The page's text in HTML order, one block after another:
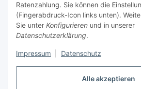
Alle akzeptieren
Ratenzahlung. Sie können die
(Fingerabdruck-Icon links unten).
Sie unter Konfigurieren und in unserer
Datenschutzerklärung.
Impressum Datenschutz
Informationen
Gesetzliche Informationen
Vertrag widerrufen